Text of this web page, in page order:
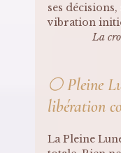
ses
vibration
La
🌕 Pleine
libération
La Pleine